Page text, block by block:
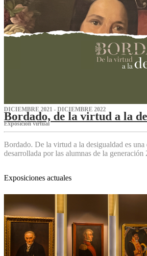
DICIEMBRE 2021 - DICIEMBRE 2022
Bordado, de la virtud a la
Exposición virtual‌
Bordado. De la virtud a la desigualdad es
desarrollada por las alumnas de la
Exposiciones actuales